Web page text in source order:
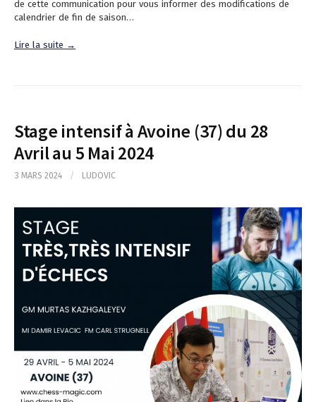
de cette communication pour vous informer des modifications de
calendrier de fin de saison…
Lire la suite →
Stage intensif à Avoine (37) du 28
Avril au 5 Mai 2024
3 MARS 2024 / LUDOVIC